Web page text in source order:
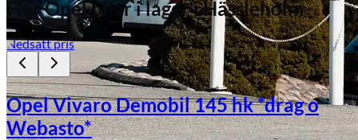
FlerOpelbilar i lageri Hässleholm
Nedsatt pris
Opel Vivaro Demobil 145 hk *drag o
Webasto*